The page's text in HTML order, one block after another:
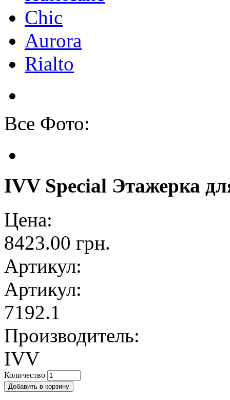
Chic
Aurora
Rialto
Все Фото:
IVV Special Этажерка
Цена:
8423.00 грн.
Артикул:
Артикул:
7192.1
Производитель:
IVV
Количество